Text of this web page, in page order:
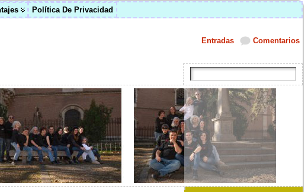
Política De Privacidad
Comentarios
Entradas